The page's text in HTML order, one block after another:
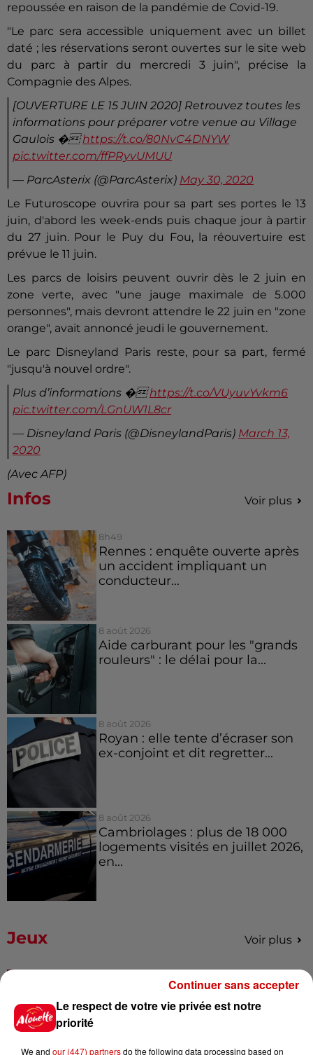
repoussée en raison de la pandémie de Covid-19.
"Le parc sera accessible uniquement avec un billet
daté ; les réservations seront ouvertes sur le site web
du parc à partir du mercredi 3 juin", précise la
Compagnie des Alpes.
[OUVERTURE LE 15 JUIN 2020] Retrouvez toutes les
informations pour préparer votre venue au Village
Gaulois �https://t.co/80NvC4DNYW
pic.twitter.com/ffPRyvUMUU
— ParcAsterix (@ParcAsterix) May 30, 2020
Le Futuroscope ouvrira pour sa part ses portes le 13
juin, d'abord les week-ends puis chaque jour à partir
du 27 juin. Pour le Puy du Fou, la réouvertuire est
prévue le 11 juin.
Les parcs de loisirs peuvent ouvrir dès le 2 juin en
zone verte, avec "une jauge maximale de 5.000
personnes", mais devront attendre le 22 juin en "zone
orange", avait annoncé jeudi le gouvernement.
Le parc Disneyland Paris reste, pour sa part, fermé
"jusqu'à nouvel ordre".
Plus d’informations �https://t.co/VUyuvYvkm6
pic.twitter.com/LGnUW1L8cr
— Disneyland Paris (@DisneylandParis) March 13,
2020
(Avec AFP)
Infos Voir plus
8h49
Rennes : enquête ouverte après
un accident impliquant un
conducteur...
8 août 2026
Aide carburant pour les "grands
rouleurs" : le délai pour la...
8 août 2026
Royan : elle tente d’écraser son
ex-conjoint et dit regretter...
8 août 2026
Cambriolages : plus de 18 000
logements visités en juillet 2026,
en...
Jeux Voir plus
festival Marché Gourmand 2026
à Coulon !
Le respect de votre vie privée est notre
priorité
We and our (447) partnersdo the following data processing based on
Continuer sans accepter